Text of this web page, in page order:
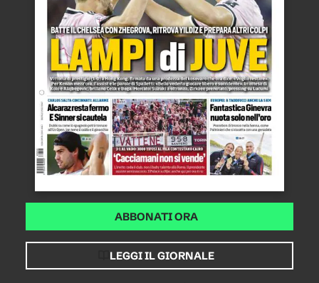
ABBONATI ORA
LEGGI IL GIORNALE